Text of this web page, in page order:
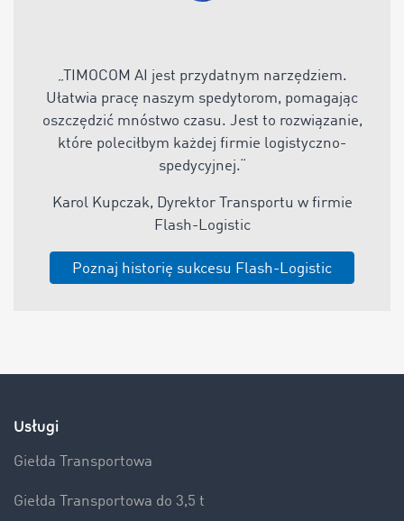
„TIMOCOM AI jest przydatnym narzędziem.
Ułatwia pracę naszym spedytorom, pomagając
oszczędzić mnóstwo czasu. Jest to rozwiązanie,
które poleciłbym każdej firmie logistyczno-
spedycyjnej.“
Karol Kupczak, Dyrektor Transportu w firmie
Flash-Logistic
Poznaj historię sukcesu Flash-Logistic
Usługi
Giełda Transportowa
Giełda Transportowa do 3,5 t